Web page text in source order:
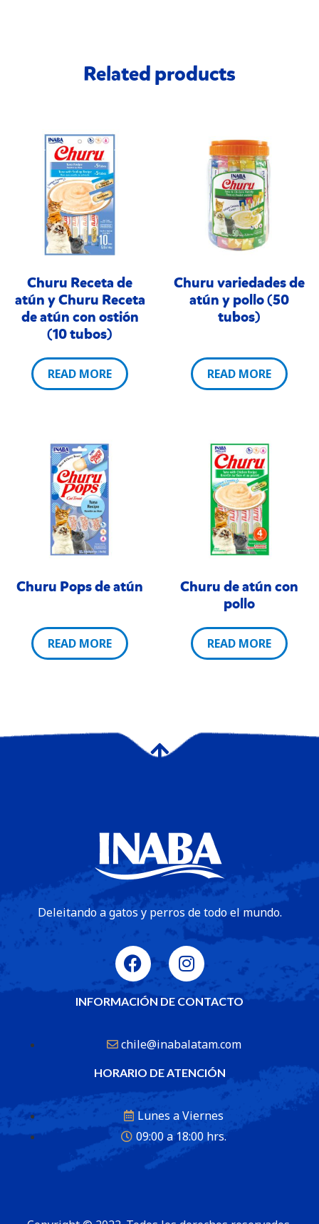
Related products
Churu Receta de
atún y Churu Receta
de atún con ostión
(10 tubos)
READ MORE
Churu variedades de
atún y pollo (50
tubos)
READ MORE
Churu Pops de atún
READ MORE
Churu de atún con
pollo
READ MORE
Deleitando a gatos y perros de todo el mundo.
INFORMACIÓN DE CONTACTO
chile@inabalatam.com
HORARIO DE ATENCIÓN
Lunes a Viernes
09:00 a 18:00 hrs.